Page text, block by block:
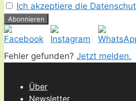
Ich akzeptiere die
Fehler gefunden? Jetzt melden.
Über
Newsletter